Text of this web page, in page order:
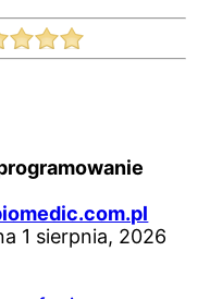
1 sierpnia, 2026